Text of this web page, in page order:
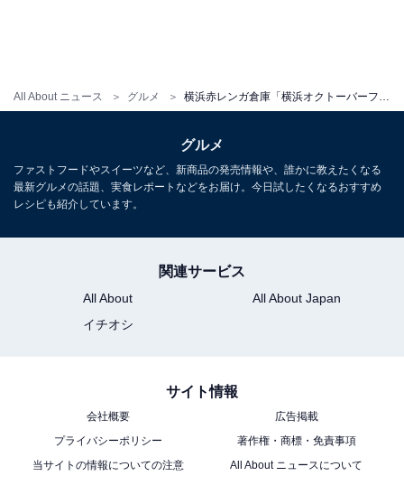
All About ニュース グルメ
「クルミッ子」の鎌倉紅谷から新商品「ポケッ
トブラウニー」発売！ 数量限定のミニトートセ
ットも
グルメ
ファストフードやスイーツなど、新商品の発売情報や、誰かに教えたくなる
最新グルメの話題、実食レポートなどをお届け。今日試したくなるおすすめ
レシピも紹介しています。
関連サービス
All About
All About Japan
イチオシ
サイト情報
会社概要
広告掲載
プライバシーポリシー
著作権・商標・免責事項
当サイトの情報についての注意
All About ニュースについて